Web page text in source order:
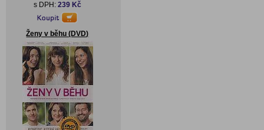
s DPH: 239 Kč
Ženy v běhu (DVD)